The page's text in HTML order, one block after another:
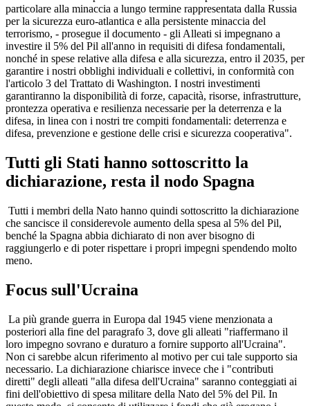
particolare alla minaccia a lungo termine rappresentata dalla Russia
per la sicurezza euro-atlantica e alla persistente minaccia del
terrorismo, - prosegue il documento - gli Alleati si impegnano a
investire il 5% del Pil all'anno in requisiti di difesa fondamentali,
nonché in spese relative alla difesa e alla sicurezza, entro il 2035, per
garantire i nostri obblighi individuali e collettivi, in conformità con
l'articolo 3 del Trattato di Washington. I nostri investimenti
garantiranno la disponibilità di forze, capacità, risorse, infrastrutture,
prontezza operativa e resilienza necessarie per la deterrenza e la
difesa, in linea con i nostri tre compiti fondamentali: deterrenza e
difesa, prevenzione e gestione delle crisi e sicurezza cooperativa".
Tutti gli Stati hanno sottoscritto la
dichiarazione, resta il nodo Spagna
Tutti i membri della Nato hanno quindi sottoscritto la dichiarazione
che sancisce il considerevole aumento della spesa al 5% del Pil,
benché la Spagna abbia dichiarato di non aver bisogno di
raggiungerlo e di poter rispettare i propri impegni spendendo molto
meno.
Focus sull'Ucraina
La più grande guerra in Europa dal 1945 viene menzionata a
posteriori alla fine del paragrafo 3, dove gli alleati "riaffermano il
loro impegno sovrano e duraturo a fornire supporto all'Ucraina".
Non ci sarebbe alcun riferimento al motivo per cui tale supporto sia
necessario. La dichiarazione chiarisce invece che i "contributi
diretti" degli alleati "alla difesa dell'Ucraina" saranno conteggiati ai
fini dell'obiettivo di spesa militare della Nato del 5% del Pil. In